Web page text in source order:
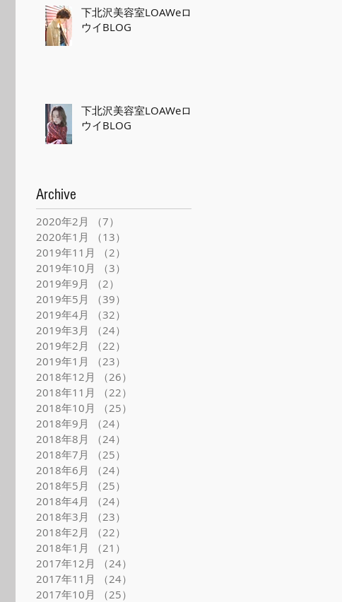
下北沢美容室LOAWeロ
ウイBLOG
下北沢美容室LOAWeロ
ウイBLOG
Archive
2020年2月 （7）
2020年1月
（13）
2019年11月
（2）
2019年10月
（3）
2019年9月
（2）
2019年5月
（39）
2019年4月
（32）
2019年3月
（24）
2019年2月
（22）
2019年1月
（23）
2018年12月
（26）
2018年11月
（22）
2018年10月
（25）
2018年9月
（24）
2018年8月
（24）
2018年7月
（25）
2018年6月
（24）
2018年5月
（25）
2018年4月
（24）
2018年3月
（23）
2018年2月
（22）
2018年1月
（21）
2017年12月
（24）
2017年11月
（24）
2017年10月
（25）